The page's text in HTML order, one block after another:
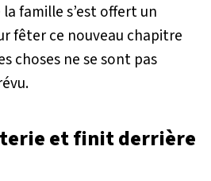
famille s’est offert un
fêter ce nouveau chapitre
choses ne se sont pas
et finit derrière